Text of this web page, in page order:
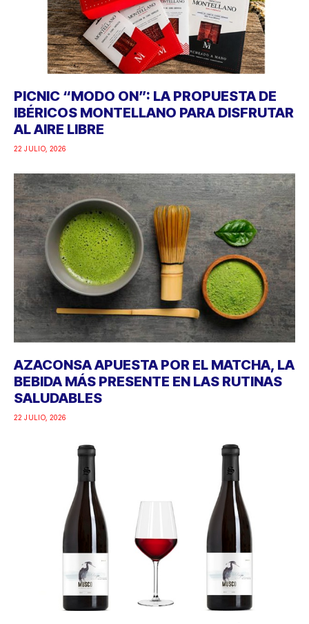
PICNIC “MODO ON”: LA PROPUESTA DE
IBÉRICOS MONTELLANO PARA DISFRUTAR
AL AIRE LIBRE
22 JULIO, 2026
AZACONSA APUESTA POR EL MATCHA, LA
BEBIDA MÁS PRESENTE EN LAS RUTINAS
SALUDABLES
22 JULIO, 2026